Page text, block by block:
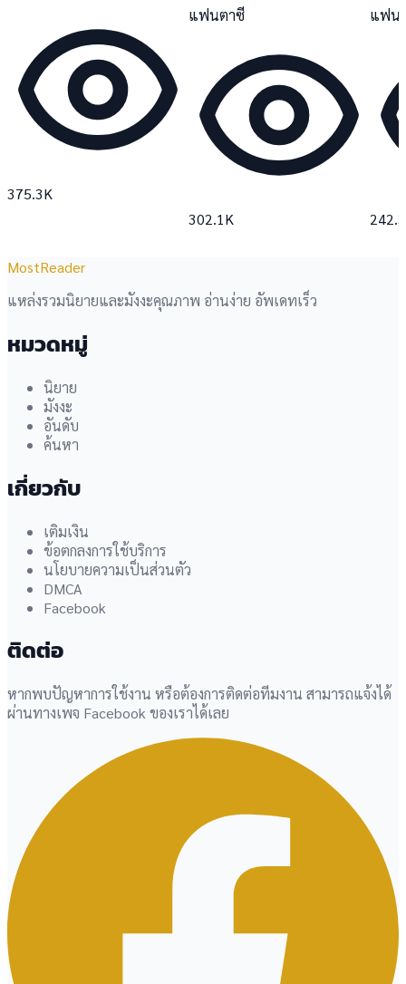
375.3K
แฟนตาซี
302.1K
แฟน
MostReader
แหล่งรวมนิยายและมังงะคุณภาพ อ่านง่าย อัพเดทเร็ว
หมวดหมู่
นิยาย
มังงะ
อันดับ
ค้นหา
เกี่ยวกับ
เติมเงิน
ข้อตกลงการใช้บริการ
นโยบายความเป็นส่วนตัว
DMCA
Facebook
ติดต่อ
หากพบปัญหาการใช้งาน หรือต้องการติดต่อทีมงาน สามารถแจ้งได้
ผ่านทางเพจ Facebook ของเราได้เลย